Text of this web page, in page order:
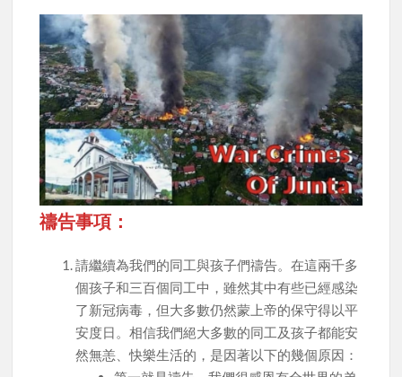
禱告事項：
請繼續為我們的同工與孩子們禱告。在這兩千多
個孩子和三百個同工中，雖然其中有些已經感染
了新冠病毒，但大多數仍然蒙上帝的保守得以平
安度日。相信我們絕大多數的同工及孩子都能安
然無恙、快樂生活的，是因著以下的幾個原因：